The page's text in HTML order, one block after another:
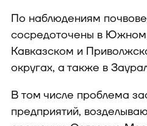
По наблюдениям
сосредоточены в
Кавказском и
округах, а также в
В том числе проблема
предприятий,